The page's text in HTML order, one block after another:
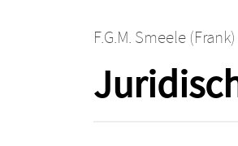
F.G.M. Smeele (Frank)